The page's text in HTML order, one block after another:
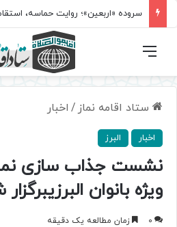
فهرست
ستاد اقامه نماز / اخبار
اخبار البرز
نشست جذاب سازی
ویژه بانوان
0 زمان مطالعه یک دقیقه